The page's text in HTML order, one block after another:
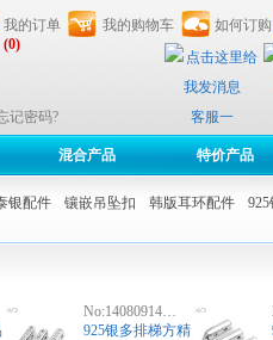
记密码? 客服一
我的订单
(0)
我的购物车 如何订购
混合产品 特价产品
银配件 镶嵌吊坠扣 韩版耳环配件
No:14080914…
925银多排梯方精